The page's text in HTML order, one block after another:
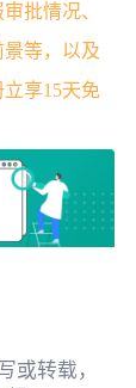
批情况、
等，以及
享15天免
转载，